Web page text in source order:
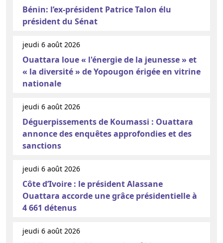
Bénin: l’ex-président Patrice Talon élu
président du Sénat
jeudi 6 août 2026
Ouattara loue « l'énergie de la jeunesse » et
« la diversité » de Yopougon érigée en vitrine
nationale
jeudi 6 août 2026
Déguerpissements de Koumassi : Ouattara
annonce des enquêtes approfondies et des
sanctions
jeudi 6 août 2026
Côte d’Ivoire : le président Alassane
Ouattara accorde une grâce présidentielle à
4 661 détenus
jeudi 6 août 2026